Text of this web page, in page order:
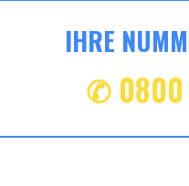
IHRE
✆ 0800